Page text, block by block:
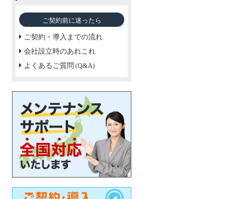
ご契約前に迷ったら
ご契約・導入までの流れ
会社設立時のあれこれ
よくあるご質問 (Q&A)